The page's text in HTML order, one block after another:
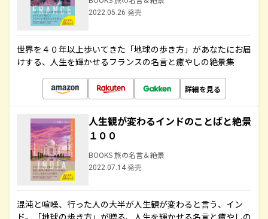
2022.05.26 発売
世界を４０年以上歩いてきた「地球の歩き方」があなたにお届
けする、人生を輝かせるフランスの名言と癒やしの絶景集
詳細を見る
人生観が変わるインドのことばと絶景
１００
BOOKS 旅の名言＆絶景
2022.07.14 発売
混沌と喧噪、行った人の大半が人生観が変わると言う、イン
ド。「地球の歩き方」が贈る、人生を輝かせる名言と癒やしの